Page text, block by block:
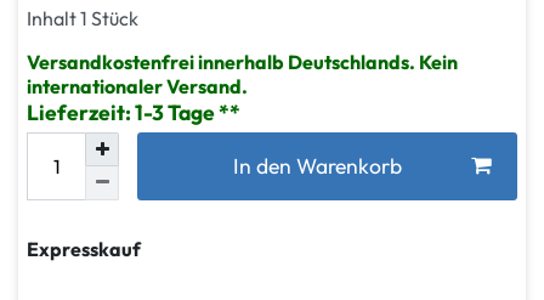
Inhalt1 Stück
Versandkostenfrei innerhalb Deutschlands. Kein
internationaler Versand.
Lieferzeit: 1-3 Tage
In den Warenkorb
Expresskauf